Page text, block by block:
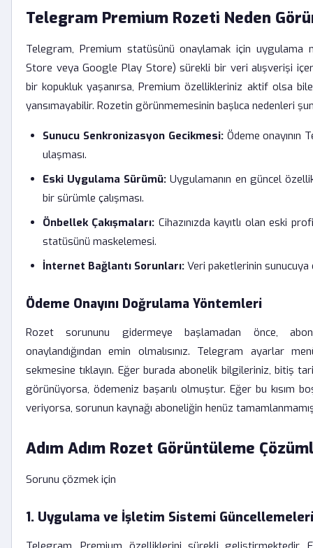
Telegram Premium Rozeti Neden
Telegram, Premium statüsünü onaylamak için uygulama
Store veya Google Play Store) sürekli bir veri alışverişi
bir kopukluk yaşanırsa, Premium özellikleriniz aktif olsa
yansımayabilir. Rozetin görünmemesinin başlıca nedenleri
Sunucu Senkronizasyon Gecikmesi:Ödeme onayının
ulaşması.
Eski Uygulama Sürümü: Uygulamanın en güncel
bir sürümle çalışması.
Önbellek Çakışmaları: Cihazınızda kayıtlı olan eski
statüsünü maskelemesi.
İnternet Bağlantı Sorunları: Veri paketlerinin
Ödeme Onayını Doğrulama Yöntemleri
Rozet sorununu gidermeye başlamadan önce,
onaylandığından emin olmalısınız. Telegram ayarlar
sekmesine tıklayın. Eğer burada abonelik bilgileriniz, bitiş
görünüyorsa, ödemeniz başarılı olmuştur. Eğer bu kısım
veriyorsa, sorunun kaynağı aboneliğin henüz
Adım Adım Rozet Görüntüleme
Sorunu çözmek için
1. Uygulama ve İşletim Sistemi Güncellemeleri